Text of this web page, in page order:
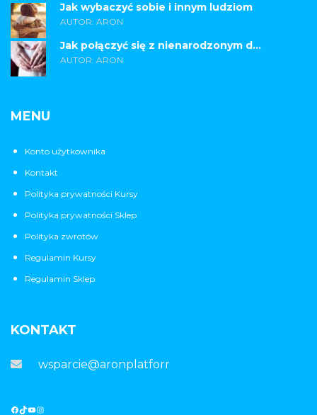
Jak wybaczyć sobie i innym ludziom
AUTOR: ARON
Jak połączyć się z nienarodzonym d...
AUTOR: ARON
MENU
Konto użytkownika
Kontakt
Polityka prywatności Kursy
Polityka prywatności Sklep
Polityka zwrotów
Regulamin Kursy
Regulamin Sklep
KONTAKT
wsparcie@aronplatforma.pl